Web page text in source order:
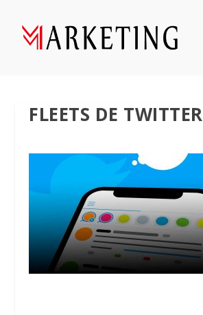
FLEETS DE TWITTER